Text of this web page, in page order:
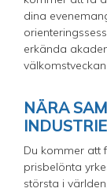
dina
erkända
välkomstveckan.
NÄRA
Du kommer att
prisbelönta
största i